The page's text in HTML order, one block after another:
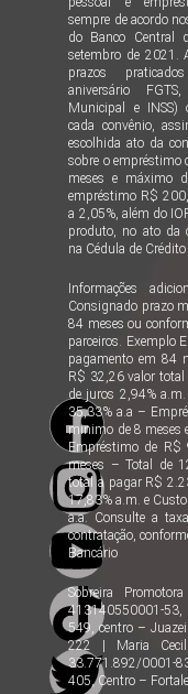
sempre de acordo
do Banco Central
setembro de 2021.
prazos
aniversário
Municipal e INSS)
cada convênio,
escolhida ato da
sobre o
meses e máximo
empréstimo R$
a 2,05%, além do
produto, no ato da
na Cédula de
Informações
Consignado prazo
84 meses ou
parceiros. Exemplo
pagamento em 84
R$ 32,26 valor
de juros 2,94%
35,33% a.a –
minimo de 8 meses
Empréstimo de R$
meses – Total de
total a pagar R$
17,83% a.m. e
a.a. Consulte a
contratação,
Bancário
Sobreira
413140550001-
549, centro –
222 | Maria
33.771.892/0001-
405, Centro –